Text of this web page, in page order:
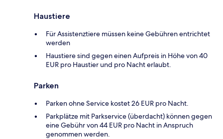
Haustiere
Für Assistenztiere müssen keine Gebühren entrichtet
werden
Haustiere sind gegen einen Aufpreis in Höhe von 40
EUR pro Haustier und pro Nacht erlaubt.
Parken
Parken ohne Service kostet 26 EUR pro Nacht.
Parkplätze mit Parkservice (überdacht) können gegen
eine Gebühr von 44 EUR pro Nacht in Anspruch
genommen werden.